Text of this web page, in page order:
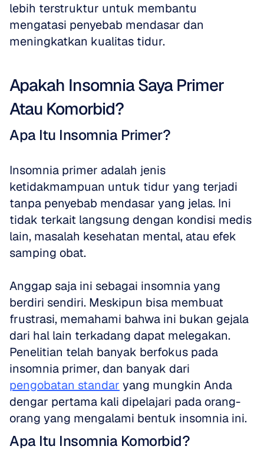
lebih terstruktur untuk membantu
mengatasi penyebab mendasar dan
meningkatkan kualitas tidur.
Apakah Insomnia Saya Primer
Atau Komorbid?
Apa Itu Insomnia Primer?
Insomnia primer adalah jenis
ketidakmampuan untuk tidur yang terjadi
tanpa penyebab mendasar yang jelas. Ini
tidak terkait langsung dengan kondisi medis
lain, masalah kesehatan mental, atau efek
samping obat.
Anggap saja ini sebagai insomnia yang
berdiri sendiri. Meskipun bisa membuat
frustrasi, memahami bahwa ini bukan gejala
dari hal lain terkadang dapat melegakan.
Penelitian telah banyak berfokus pada
pengobatan standar yang mungkin Anda
dengar pertama kali dipelajari pada orang-
orang yang mengalami bentuk insomnia ini.
Apa Itu Insomnia Komorbid?